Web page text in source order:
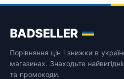
BADSELLER
Порівняння цін і знижки в
магазинах. Знаходьте
та промокоди.